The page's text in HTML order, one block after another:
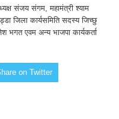
संजय संगम, महामंत्री श्याम
जिला कार्यसमिति सदस्य जिच्छु
भगत एवम अन्य भाजपा कार्यकर्ता
on Twitter